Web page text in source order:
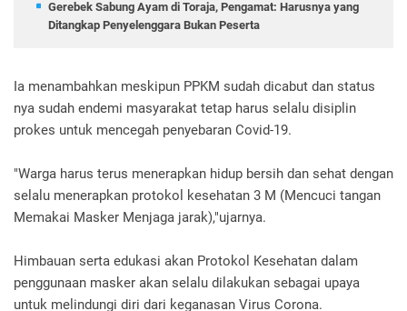
Gerebek Sabung Ayam di Toraja, Pengamat: Harusnya yang
Ditangkap Penyelenggara Bukan Peserta
Ia menambahkan meskipun PPKM sudah dicabut dan status
nya sudah endemi masyarakat tetap harus selalu disiplin
prokes untuk mencegah penyebaran Covid-19.
"Warga harus terus menerapkan hidup bersih dan sehat dengan
selalu menerapkan protokol kesehatan 3 M (Mencuci tangan
Memakai Masker Menjaga jarak),"ujarnya.
Himbauan serta edukasi akan Protokol Kesehatan dalam
penggunaan masker akan selalu dilakukan sebagai upaya
untuk melindungi diri dari keganasan Virus Corona.